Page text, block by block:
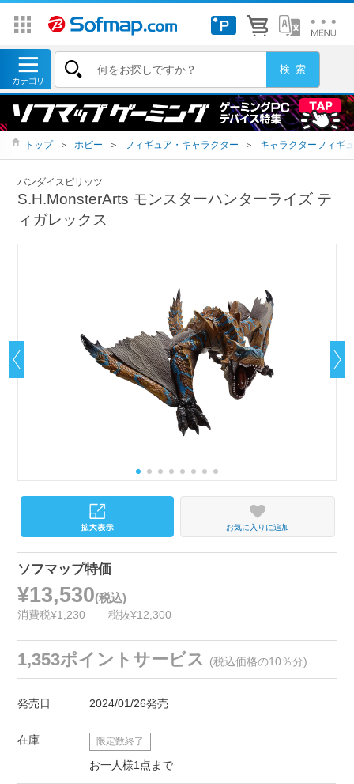
トップ ＞ ホビー ＞ フィギュア・キャラクター ＞ キャラクターフィギ
バンダイスピリッツ
S.H.MonsterArts モンスターハンターライズ テ
ィガレックス
お気に入りに追加
ソフマップ特価
¥13,530(税込)
消費税¥1,230 税抜¥12,300
1,353ポイントサービス (税込価格の10％分)
発売日 2024/01/26発売
在庫 限定数終了
お一人様1点まで